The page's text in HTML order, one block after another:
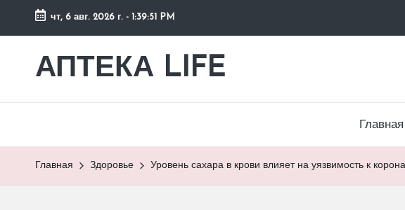
Перейти
содержимому
чт, 6 авг. 2026 г. - 1:39:52 PM
АПТЕКА LIFE
сайт
Главная
Главная Здоровье Уровень сахара в крови влияет на уязвимость к